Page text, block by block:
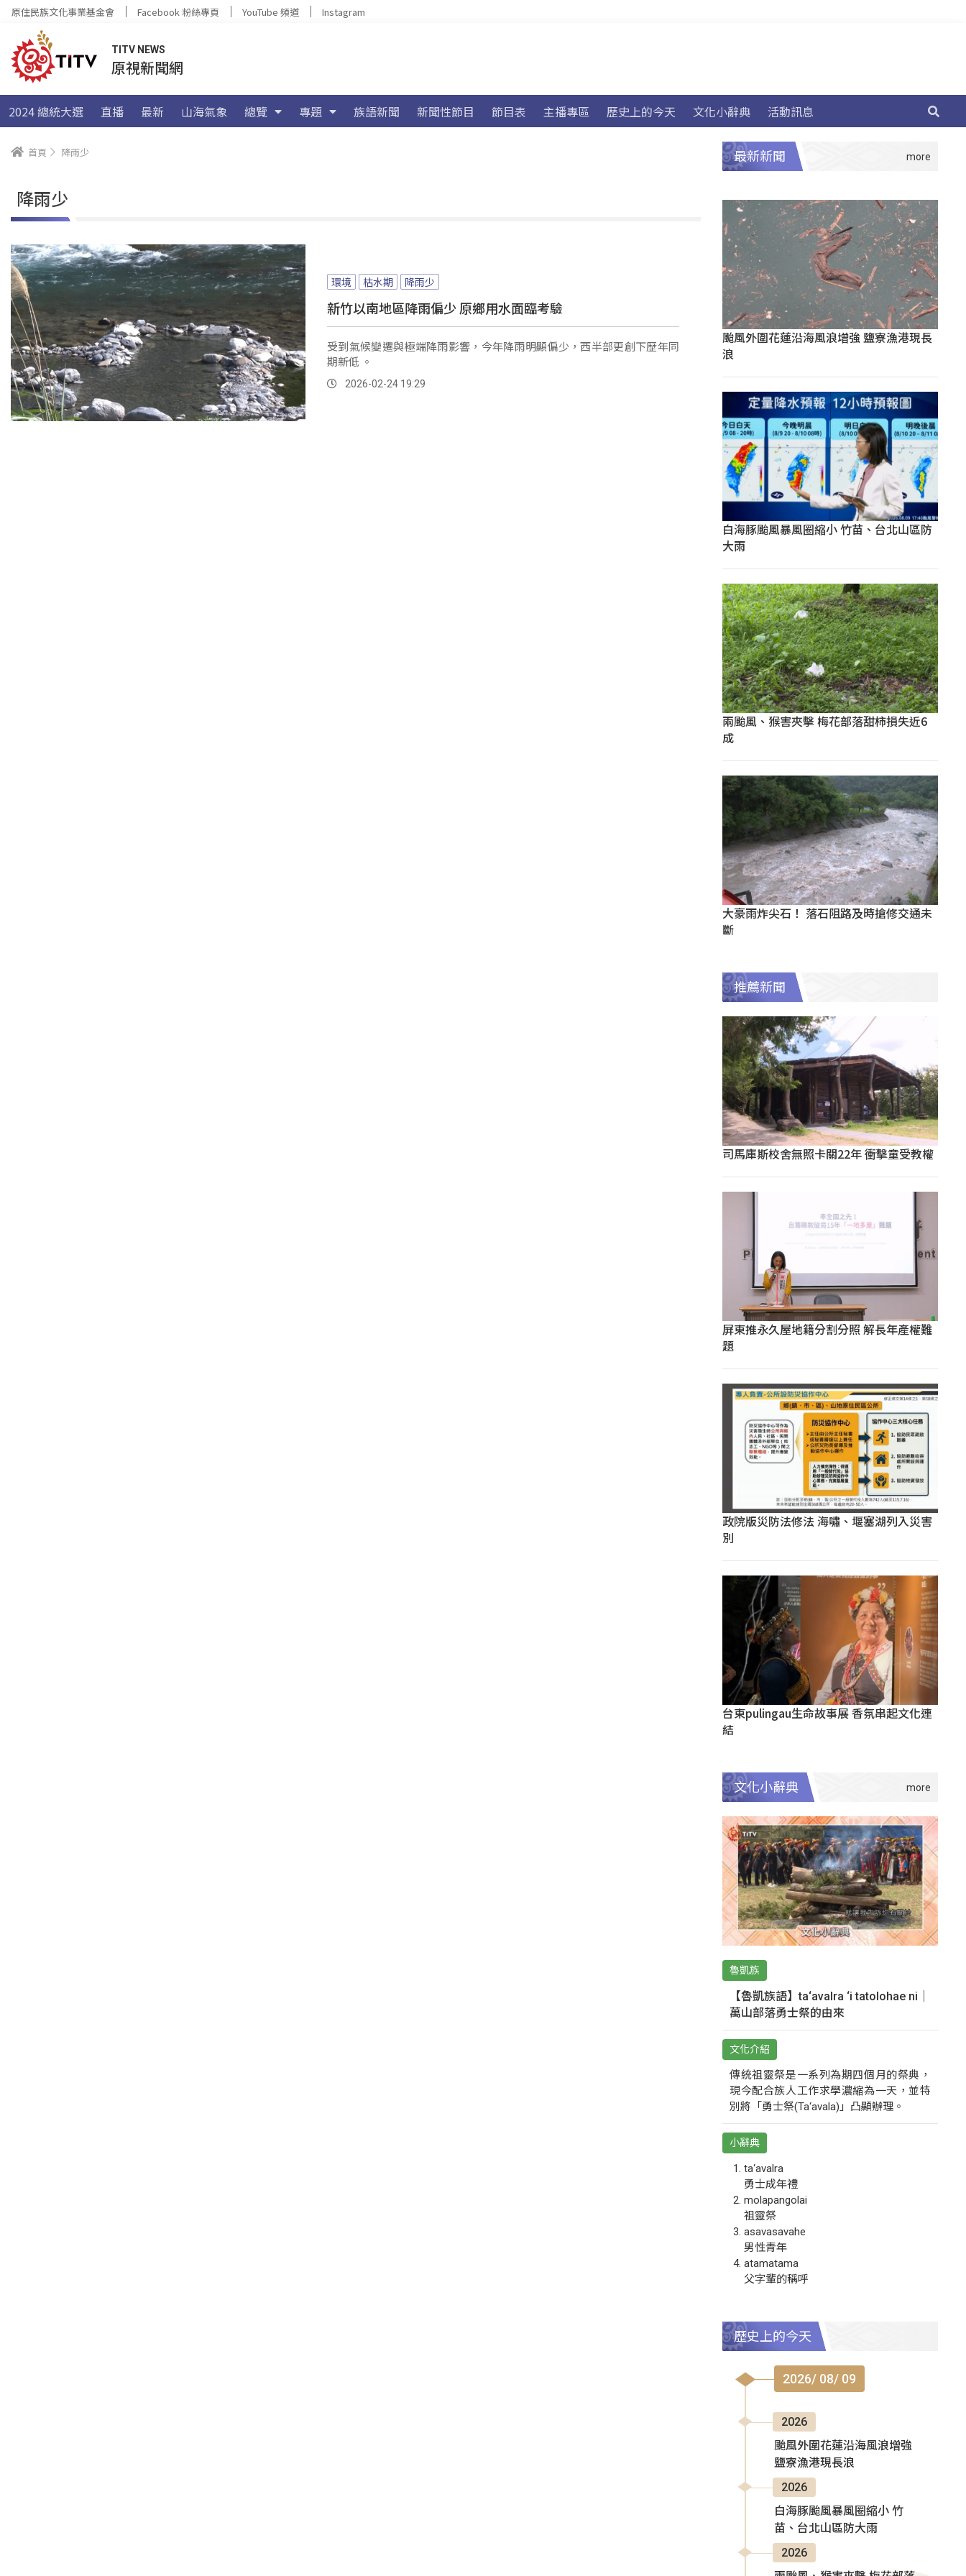
原住民族文化事業基金會 Facebook 粉絲專頁 YouTube 頻道 Instagram
TITV NEWS
原視新聞網
2024 總統大選 直播 最新 山海氣象 總覽 專題 族語新聞 新聞性節目 節目表 主播專區 歷史上的今天 文化小辭典 活動訊息
首頁 降雨少
降雨少
環境 枯水期 降雨少
新竹以南地區降雨偏少 原鄉用水面臨考驗
受到氣候變遷與極端降雨影響，今年降雨明顯偏少，西半部更創下歷年同
期新低 。
2026-02-24 19:29
最新新聞
颱風外圍花蓮沿海風浪增強 鹽寮漁港現長
浪
白海豚颱風暴風圈縮小 竹苗、台北山區防
大雨
兩颱風、猴害夾擊 梅花部落甜柿損失近6
成
大豪雨炸尖石！ 落石阻路及時搶修交通未
斷
推薦新聞
司馬庫斯校舍無照卡關22年 衝擊童受教權
屏東推永久屋地籍分割分照 解長年產權難
題
政院版災防法修法 海嘯、堰塞湖列入災害
別
台東pulingau生命故事展 香氛串起文化連
結
文化小辭典
魯凱族
【魯凱族語】ta‘avalra ‘i tatolohae ni｜
萬山部落勇士祭的由來
文化介紹
傳統祖靈祭是一系列為期四個月的祭典，
現今配合族人工作求學濃縮為一天，並特
別將「勇士祭(Ta‘avala)」凸顯辦理。
小辭典
ta‘avalra
勇士成年禮
molapangolai
祖靈祭
asavasavahe
男性青年
atamatama
父字輩的稱呼
歷史上的今天
2026/ 08/ 09
2026
颱風外圍花蓮沿海風浪增強
鹽寮漁港現長浪
2026
白海豚颱風暴風圈縮小 竹
苗、台北山區防大雨
2026